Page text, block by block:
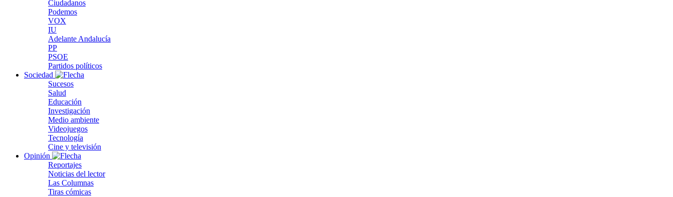
Ciudadanos
Podemos
VOX
IU
Adelante Andalucía
PP
PSOE
Partidos políticos
Sociedad
Sucesos
Salud
Educación
Investigación
Medio ambiente
Videojuegos
Tecnología
Cine y televisión
Opinión
Reportajes
Noticias del lector
Las Columnas
Tiras cómicas